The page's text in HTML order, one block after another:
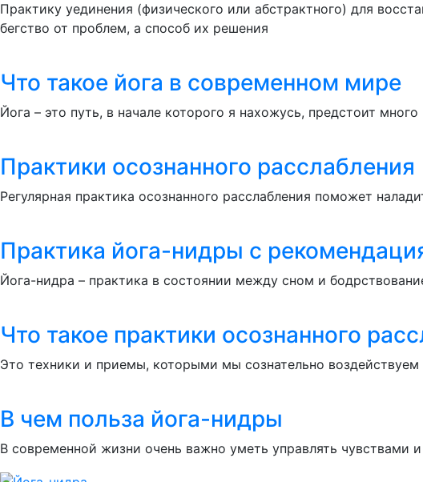
Практику уединения (физического или абстрактного) для
бегство от проблем, а способ их решения
Что такое йога в современном мире
Йога – это путь, в начале которого я нахожусь, предстоит
Практики осознанного расслабления
Регулярная практика осознанного расслабления поможет
Практика йога-нидры с
Йога-нидра – практика в состоянии между сном и
Что такое практики осознанного
Это техники и приемы, которыми мы сознательно воздействуем
В чем польза йога-нидры
В современной жизни очень важно уметь управлять чувствами